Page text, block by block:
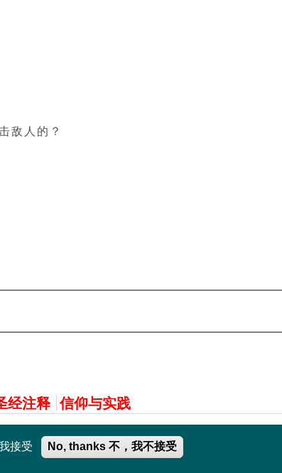
敌人的？
经注释 信仰与实践
接受 No, thanks 不，我不接受